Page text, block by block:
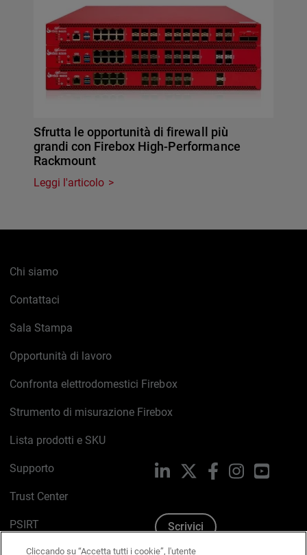
Sfrutta le opportunità di firewall più
grandi con Firebox High-Performance
Rackmount
Leggi l'articolo
Chi siamo
Contattaci
Sala Stampa
Opportunità di lavoro
Confronta elettrodomestici Firebox
Strumento di misurazione Firebox
Lista prodotti e SKU
Supporto
Trust Center
PSIRT
LinkedIn FacebookInstagram
Scrivici
Cliccando su “Accetta tutti i cookie”, l'utente